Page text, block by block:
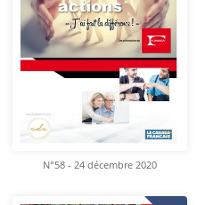
N°58 - 24 décembre 2020